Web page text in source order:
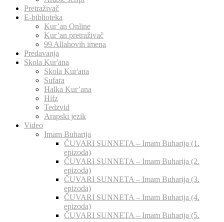
Pretraživač
E-biblioteka
Kur’an Online
Kur’an pretraživač
99 Allahovih imena
Predavanja
Skola Kur'ana
Skola Kur'ana
Sufara
Halka Kur’ana
Hifz
Tedzvid
Arapski jezik
Video
Imam Buharija
ČUVARI SUNNETA – Imam Buharija (1.
epizoda)
ČUVARI SUNNETA – Imam Buharija (2.
epizoda)
ČUVARI SUNNETA – Imam Buharija (3.
epizoda)
ČUVARI SUNNETA – Imam Buharija (4.
epizoda)
ČUVARI SUNNETA – Imam Buharija (5.